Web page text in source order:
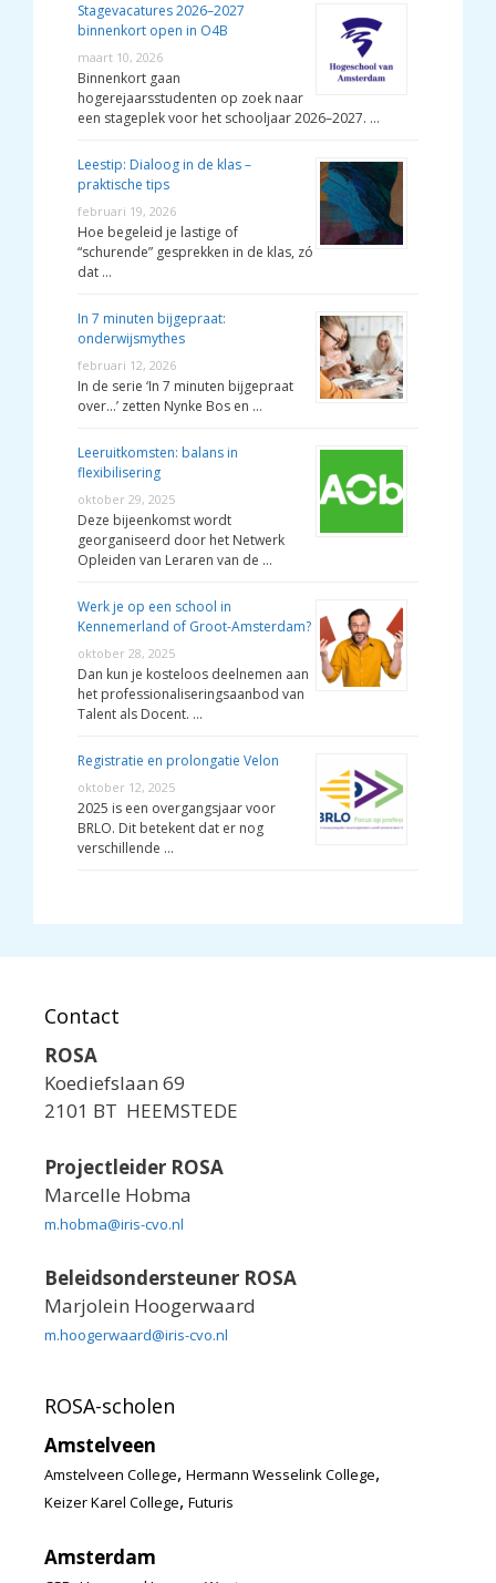
Stagevacatures 2026–2027
binnenkort open in O4B
maart 10, 2026
Binnenkort gaan
hogerejaarsstudenten op zoek naar
een stageplek voor het schooljaar 2026–2027. …
Leestip: Dialoog in de klas –
praktische tips
februari 19, 2026
Hoe begeleid je lastige of
“schurende” gesprekken in de klas, zó
dat …
In 7 minuten bijgepraat:
onderwijsmythes
februari 12, 2026
In de serie ‘In 7 minuten bijgepraat
over…’ zetten Nynke Bos en …
Leeruitkomsten: balans in
flexibilisering
oktober 29, 2025
Deze bijeenkomst wordt
georganiseerd door het Netwerk
Opleiden van Leraren van de …
Werk je op een school in
Kennemerland of Groot-Amsterdam?
oktober 28, 2025
Dan kun je kosteloos deelnemen aan
het professionaliseringsaanbod van
Talent als Docent. …
Registratie en prolongatie Velon
oktober 12, 2025
2025 is een overgangsjaar voor
BRLO. Dit betekent dat er nog
verschillende …
Contact
ROSA
Koediefslaan 69
2101 BT HEEMSTEDE
Projectleider ROSA
Marcelle Hobma
m.hobma@iris-cvo.nl
Beleidsondersteuner ROSA
Marjolein Hoogerwaard
m.hoogerwaard@iris-cvo.nl
ROSA-scholen
Amstelveen
Amstelveen College, Hermann Wesselink College,
Keizer Karel College, Futuris
Amsterdam